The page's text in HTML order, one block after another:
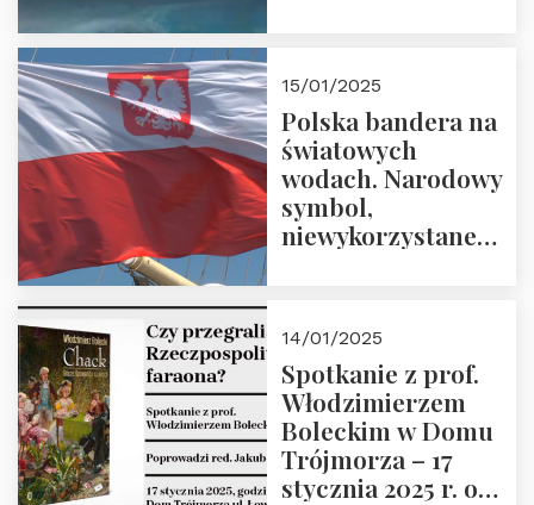
Prowadzi prof.
Zbigniew
Stawrowski
15/01/2025
Polska bandera na
światowych
wodach. Narodowy
symbol,
niewykorzystane
14/01/2025
Spotkanie z prof.
Włodzimierzem
Boleckim w Domu
Trójmorza – 17
stycznia 2025 r. o